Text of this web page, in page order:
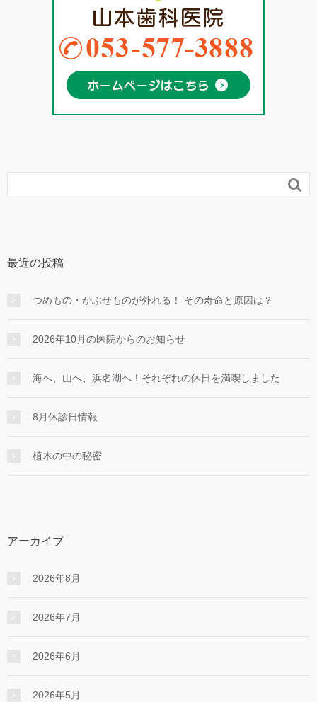

最近の投稿
つめもの・かぶせものが外れる！ その寿命と原因は？
2026年10月の医院からのお知らせ
海へ、山へ、浜名湖へ！それぞれの休日を満喫しました
8月休診日情報
植木の中の秘密
アーカイブ
2026年8月
2026年7月
2026年6月
2026年5月